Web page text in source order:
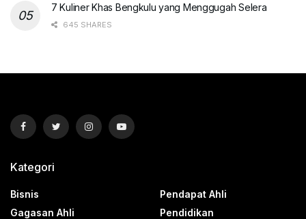
7 Kuliner Khas Bengkulu yang Menggugah Selera
645 SHARES
Kategori
Bisnis
Gagasan Ahli
Pendapat Ahli
Pendidikan